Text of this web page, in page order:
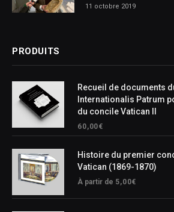
11 octobre 2019
PRODUITS
Recueil de documents
Internationalis Patrum
du concile Vatican II
60,00€
Histoire du premier
Vatican (1869-1870)
À partir de 5,00€